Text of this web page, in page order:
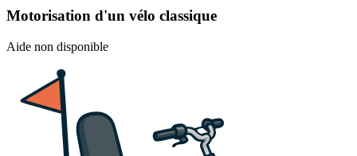
Motorisation d'un vélo classique
Aide non disponible